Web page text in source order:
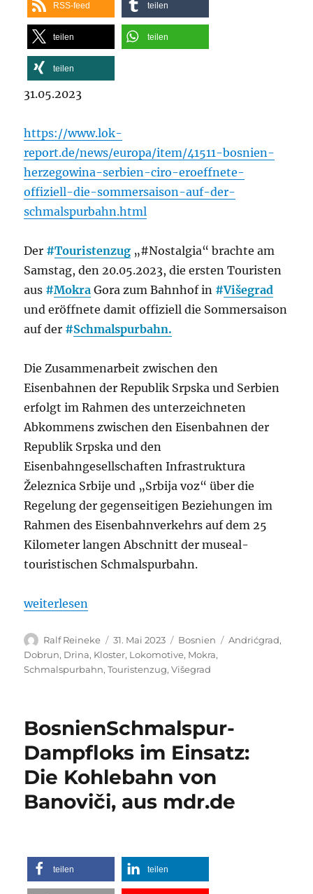
RSS-feed teilen
teilen teilen
teilen
31.05.2023
https://www.lok-
report.de/news/europa/item/41511-bosnien-
herzegowina-serbien-ciro-eroeffnete-
offiziell-die-sommersaison-auf-der-
schmalspurbahn.html
Der #Touristenzug „#Nostalgia“ brachte am
Samstag, den 20.05.2023, die ersten Touristen
aus #Mokra Gora zum Bahnhof in #Višegrad
und eröffnete damit offiziell die Sommersaison
auf der #Schmalspurbahn.
Die Zusammenarbeit zwischen den
Eisenbahnen der Republik Srpska und Serbien
erfolgt im Rahmen des unterzeichneten
Abkommens zwischen den Eisenbahnen der
Republik Srpska und den
Eisenbahngesellschaften Infrastruktura
Železnica Srbije und „Srbija voz“ über die
Regelung der gegenseitigen Beziehungen im
Rahmen des Eisenbahnverkehrs auf dem 25
Kilometer langen Abschnitt der museal-
touristischen Schmalspurbahn.
„Bosnien-Herzegowina/Serbien: „Ćiro“ eröffnete
weiterlesen
Autor
Ralf Reineke
Veröffentlicht
am
31. Mai 2023 Kategorien
Bosnien Schlagwörter
Andrićgrad,
Dobrun, Drina, Kloster, Lokomotive, Mokra,
Schmalspurbahn,Touristenzug,Višegrad
BosnienSchmalspur-
Dampfloks im Einsatz:
Die Kohlebahn von
Banoviči, aus mdr.de
teilen teilen